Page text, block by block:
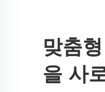
맞춤
을 사